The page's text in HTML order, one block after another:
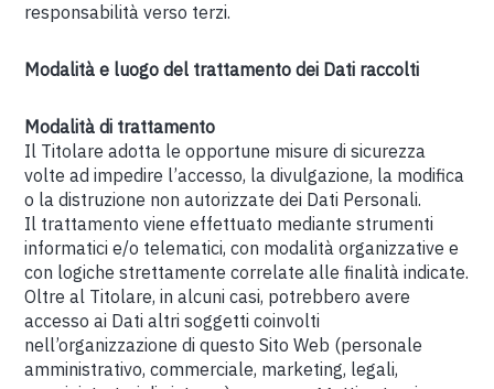
responsabilità verso terzi.
Modalità e luogo del trattamento dei Dati raccolti
Modalità di trattamento
Il Titolare adotta le opportune misure di sicurezza
volte ad impedire l’accesso, la divulgazione, la modifica
o la distruzione non autorizzate dei Dati Personali.
Il trattamento viene effettuato mediante strumenti
informatici e/o telematici, con modalità organizzative e
con logiche strettamente correlate alle finalità indicate.
Oltre al Titolare, in alcuni casi, potrebbero avere
accesso ai Dati altri soggetti coinvolti
nell’organizzazione di questo Sito Web (personale
amministrativo, commerciale, marketing, legali,